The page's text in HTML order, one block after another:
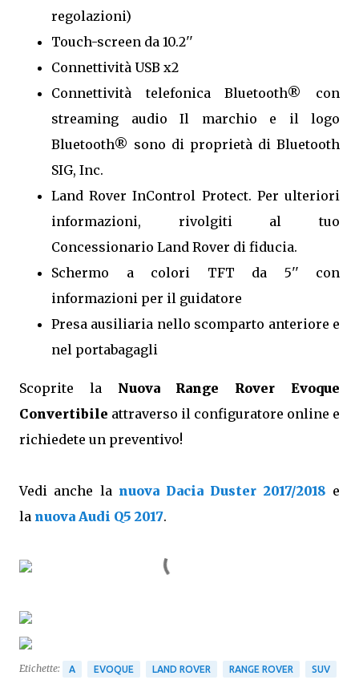
regolazioni)
Touch-screen da 10.2''
Connettività USB x2
Connettività telefonica Bluetooth® con
streaming audio Il marchio e il logo
Bluetooth® sono di proprietà di Bluetooth
SIG, Inc.
Land Rover InControl Protect. Per ulteriori
informazioni, rivolgiti al tuo
Concessionario Land Rover di fiducia.
Schermo a colori TFT da 5'' con
informazioni per il guidatore
Presa ausiliaria nello scomparto anteriore e
nel portabagagli
Scoprite la Nuova Range Rover Evoque
Convertibile attraverso il configuratore online e
richiedete un preventivo!
Vedi anche la nuova Dacia Duster 2017/2018 e
la nuova Audi Q5 2017.
Etichette: A EVOQUE LAND ROVER RANGE ROVER SUV